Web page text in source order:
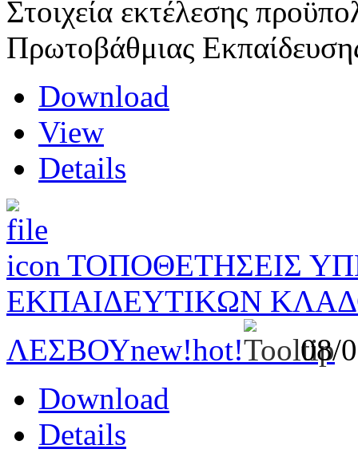
Στοιχεία εκτέλεσης
Πρωτοβάθμιας
Download
View
Details
ΤΟΠΟΘΕΤΗΣΕΙΣ
ΕΚΠΑΙΔΕΥΤΙΚΩΝ
ΛΕΣΒΟΥnew!hot!
08/
Download
Details